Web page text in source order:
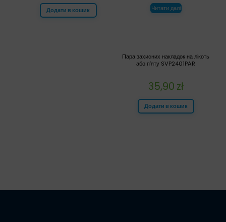
Читати далі
Додати в кошик
Пара захисних накладок на лікоть
або п’яту SVP2401PAR
35,90 zł
Додати в кошик